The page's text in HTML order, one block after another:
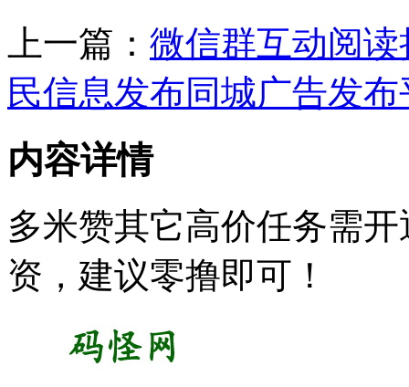
上一篇： 微信群互动阅读
民信息发布同城广告发
内容详情
多米赞其它高价任务需
资，建议零撸即可！